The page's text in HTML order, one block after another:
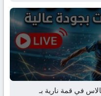
في قمة نارية بـ